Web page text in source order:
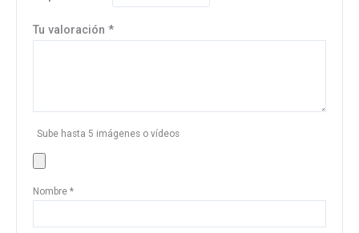
Tu valoración *
Sube hasta 5 imágenes o vídeos
Nombre *